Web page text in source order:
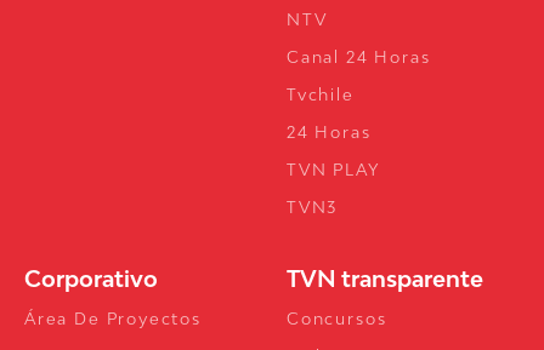
NTV
Canal 24 Horas
Tvchile
24 Horas
TVN PLAY
TVN3
Corporativo
Área De Proyectos
TVN transparente
Concursos